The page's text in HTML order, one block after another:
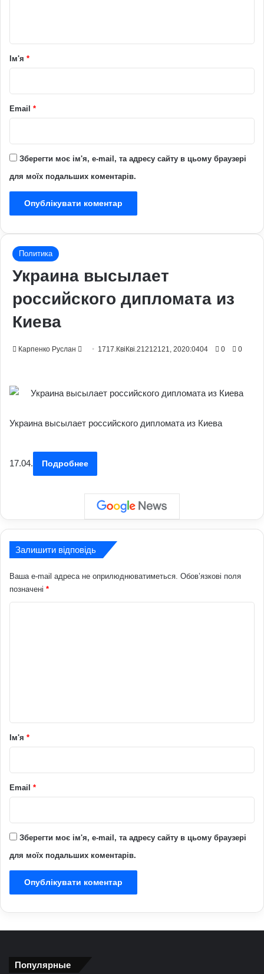
рІм'я *
Email *
Зберегти моє ім'я, e-mail, та адресу сайту в цьому браузері
для моїх подальших коментарів.
Политика
Украина высылает
российского дипломата из
Киева
Карпенко Руслан
Send 1717.КвіКві.21212121, 2020:0404 0 0
Украина высылает российского дипломата из Киева
17.04. Подробнее
Залишити відповідь
Ваша e-mail адреса не оприлюднюватиметься. Обов’язкові поля
позначені *
рІм'я *
Email *
Зберегти моє ім'я, e-mail, та адресу сайту в цьому браузері
для моїх подальших коментарів.
Популярные